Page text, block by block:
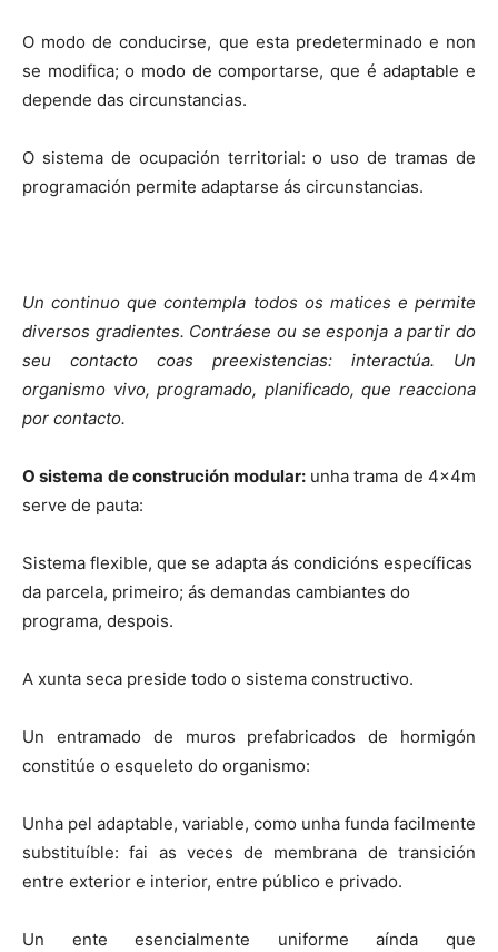
O modo de conducirse, que esta predeterminado e non
se modifica; o modo de comportarse, que é adaptable e
depende das circunstancias.
O sistema de ocupación territorial: o uso de tramas de
programación permite adaptarse ás circunstancias.
Un continuo que contempla todos os matices e permite
diversos gradientes. Contráese ou se esponja a partir do
seu contacto coas preexistencias: interactúa. Un
organismo vivo, programado, planificado, que reacciona
por contacto.
O sistema de construción modular:unha trama de 4x4m
serve de pauta:
Sistema flexible, que se adapta ás condicións específicas
da parcela, primeiro; ás demandas cambiantes do
programa, despois.
A xunta seca preside todo o sistema constructivo.
Un entramado de muros prefabricados de hormigón
constitúe o esqueleto do organismo:
Unha pel adaptable, variable, como unha funda facilmente
substituíble: fai as veces de membrana de transición
entre exterior e interior, entre público e privado.
Un ente esencialmente uniforme aínda que